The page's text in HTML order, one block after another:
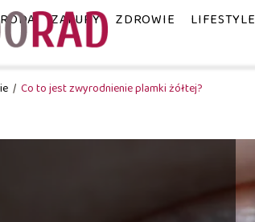
ZAKUPY ZDROWIE LIFESTYLE
/ Co to jest zwyrodnienie plamki żółtej?